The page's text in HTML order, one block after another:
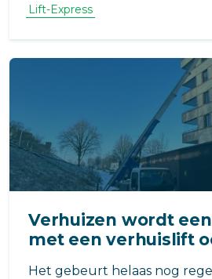
kostencalculator. Het
uit de calculator komt, is
daadwerkelijk betaald
verrassingen, geen extra
Lift-Express
Verhuizen wordt
met een verhuislift
Het gebeurt helaas nog